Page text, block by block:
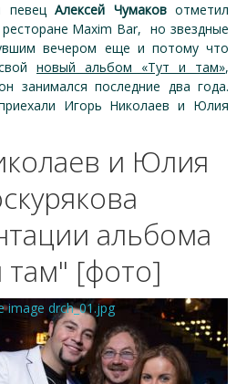
певец Алексей Чумаковотметил
Maxim Bar, но звездные
вечером еще и потому что
новый альбом «Тут и там»,
занимался последние два года.
Игорь Николаев и Юлия
и Юлия
альбома
там" [фото]